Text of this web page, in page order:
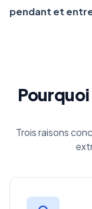
pendant et
Trois raisons